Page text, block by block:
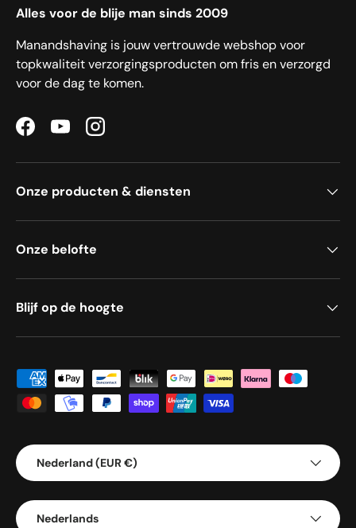
Alles voor de blije man sinds 2009
Manandshaving is jouw vertrouwde webshop voor
topkwaliteit verzorgingsproducten om fris en verzorgd
voor de dag te komen.
FacebookYouTubeInstagram
Onze producten & diensten
Onze belofte
Blijf op de hoogte
Geaccepteerde betaalmethoden
Land/Regio
Nederland (EUR €)
Taal
Nederlands